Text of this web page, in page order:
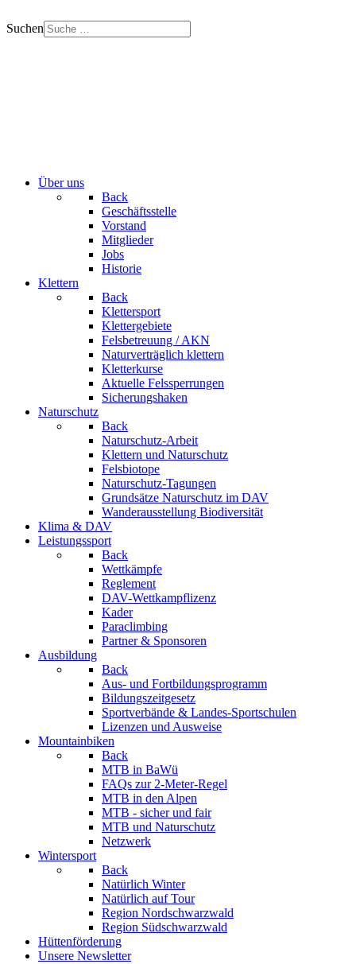
Suchen
Über uns
Back
Geschäftsstelle
Vorstand
Mitglieder
Jobs
Historie
Klettern
Back
Klettersport
Klettergebiete
Felsbetreuung / AKN
Naturverträglich klettern
Kletterkurse
Aktuelle Felssperrungen
Sicherungshaken
Naturschutz
Back
Naturschutz-Arbeit
Klettern und Naturschutz
Felsbiotope
Naturschutz-Tagungen
Grundsätze Naturschutz im DAV
Wanderausstellung Biodiversität
Klima & DAV
Leistungssport
Back
Wettkämpfe
Reglement
DAV-Wettkampflizenz
Kader
Paraclimbing
Partner & Sponsoren
Ausbildung
Back
Aus- und Fortbildungsprogramm
Bildungszeitgesetz
Sportverbände & Landes-Sportschulen
Lizenzen und Ausweise
Mountainbiken
Back
MTB in BaWü
FAQs zur 2-Meter-Regel
MTB in den Alpen
MTB - sicher und fair
MTB und Naturschutz
Netzwerk
Wintersport
Back
Natürlich Winter
Natürlich auf Tour
Region Nordschwarzwald
Region Südschwarzwald
Hüttenförderung
Unsere Newsletter